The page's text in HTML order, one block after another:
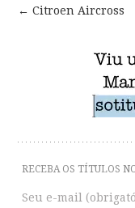
Post
navigation
← Citroen Aircross
RECEBA OS TÍTULOS
Seu e-mail